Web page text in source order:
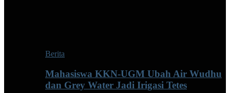
Berita
Mahasiswa KKN-UGM Ubah Air Wudhu
dan Grey Water Jadi Irigasi Tetes